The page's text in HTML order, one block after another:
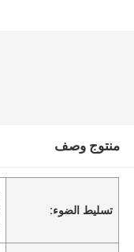
منتوج وصف
تسليط الضوء: